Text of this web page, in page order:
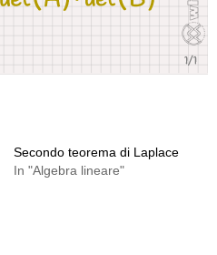
Secondo teorema di Laplace
In "Algebra lineare"